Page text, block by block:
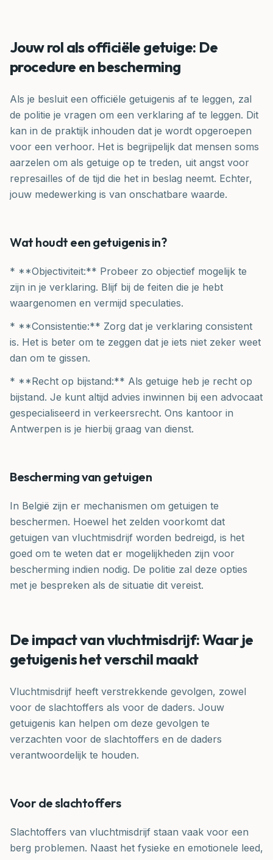
Jouw rol als officiële getuige: De
procedure en bescherming
Als je besluit een officiële getuigenis af te leggen, zal
de politie je vragen om een verklaring af te leggen. Dit
kan in de praktijk inhouden dat je wordt opgeroepen
voor een verhoor. Het is begrijpelijk dat mensen soms
aarzelen om als getuige op te treden, uit angst voor
represailles of de tijd die het in beslag neemt. Echter,
jouw medewerking is van onschatbare waarde.
Wat houdt een getuigenis in?
* **Objectiviteit:** Probeer zo objectief mogelijk te
zijn in je verklaring. Blijf bij de feiten die je hebt
waargenomen en vermijd speculaties.
* **Consistentie:** Zorg dat je verklaring consistent
is. Het is beter om te zeggen dat je iets niet zeker weet
dan om te gissen.
* **Recht op bijstand:** Als getuige heb je recht op
bijstand. Je kunt altijd advies inwinnen bij een advocaat
gespecialiseerd in verkeersrecht. Ons kantoor in
Antwerpen is je hierbij graag van dienst.
Bescherming van getuigen
In België zijn er mechanismen om getuigen te
beschermen. Hoewel het zelden voorkomt dat
getuigen van vluchtmisdrijf worden bedreigd, is het
goed om te weten dat er mogelijkheden zijn voor
bescherming indien nodig. De politie zal deze opties
met je bespreken als de situatie dit vereist.
De impact van vluchtmisdrijf: Waar je
getuigenis het verschil maakt
Vluchtmisdrijf heeft verstrekkende gevolgen, zowel
voor de slachtoffers als voor de daders. Jouw
getuigenis kan helpen om deze gevolgen te
verzachten voor de slachtoffers en de daders
verantwoordelijk te houden.
Voor de slachtoffers
Slachtoffers van vluchtmisdrijf staan vaak voor een
berg problemen. Naast het fysieke en emotionele leed,